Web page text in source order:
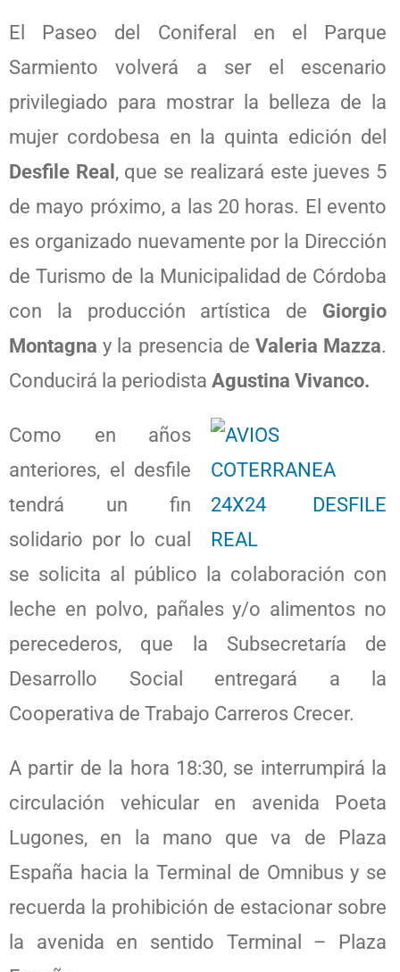
El Paseo del Coniferal en el Parque
Sarmiento volverá a ser el escenario
privilegiado para mostrar la belleza de la
mujer cordobesa en la quinta edición del
Desfile Real , que se realizará este jueves 5
de mayo próximo, a las 20 horas. El evento
es organizado nuevamente por la Dirección
de Turismo de la Municipalidad de Córdoba
con la producción artística de Giorgio
Montagna y la presencia de Valeria Mazza.
Conducirá la periodista Agustina Vivanco.
Como en años
anteriores, el desfile
tendrá un fin
solidario por lo cual
se solicita al público la colaboración con
leche en polvo, pañales y/o alimentos no
perecederos, que la Subsecretaría de
Desarrollo Social entregará a la
Cooperativa de Trabajo Carreros Crecer.
A partir de la hora 18:30, se interrumpirá la
circulación vehicular en avenida Poeta
Lugones, en la mano que va de Plaza
España hacia la Terminal de Omnibus y se
recuerda la prohibición de estacionar sobre
la avenida en sentido Terminal – Plaza